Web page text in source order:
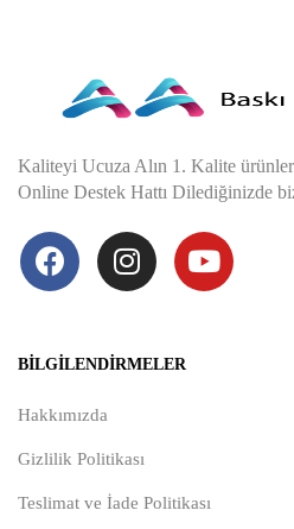
Kaliteyi Ucuza Alın 1. Kalite
Online Destek Hattı Dilediğinizde
BILGILENDIRMELER
Hakkımızda
Gizlilik Politikası
Teslimat ve İade Politikası